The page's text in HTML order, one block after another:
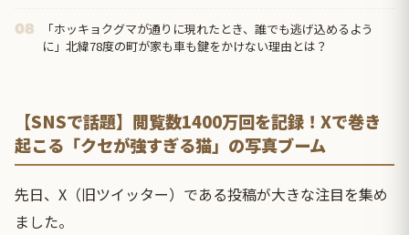
08
「ホッキョクグマが通りに現れたとき、誰でも逃げ込めるよう
に」北緯78度の町が家も車も鍵をかけない理由とは？
【SNSで話題】閲覧数1400万回を記録！Xで巻き
起こる「クセが強すぎる猫」の写真ブーム
先日、X（旧ツイッター）である投稿が大きな注目を集め
ました。